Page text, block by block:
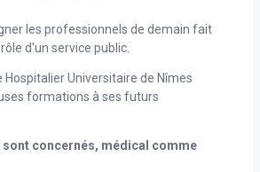
les professionnels de demain fait
d'un service public.
Hospitalier Universitaire de Nîmes
formations à ses futurs
concernés, médical comme